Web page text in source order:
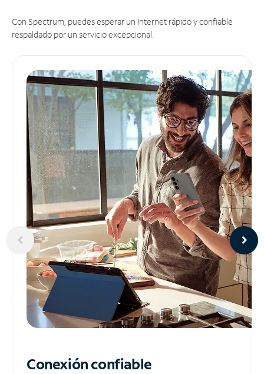
Con Spectrum, puedes esperar un Internet rápido y confiable
respaldado por un servicio excepcional.
Conexión confiable